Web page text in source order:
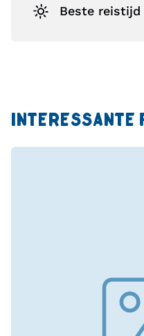
Beste
INTERESSANTE